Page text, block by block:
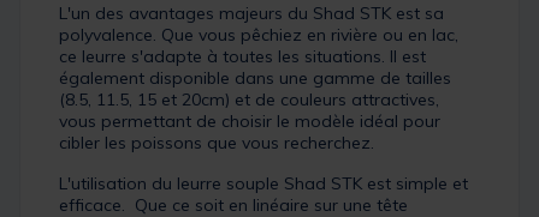
L'un des avantages majeurs du Shad STK est sa
polyvalence. Que vous pêchiez en rivière ou en lac,
ce leurre s'adapte à toutes les situations. Il est
également disponible dans une gamme de tailles
(8.5, 11.5, 15 et 20cm) et de couleurs attractives,
vous permettant de choisir le modèle idéal pour
cibler les poissons que vous recherchez.
L'utilisation du leurre souple Shad STK est simple et
efficace. Que ce soit en linéaire sur une tête